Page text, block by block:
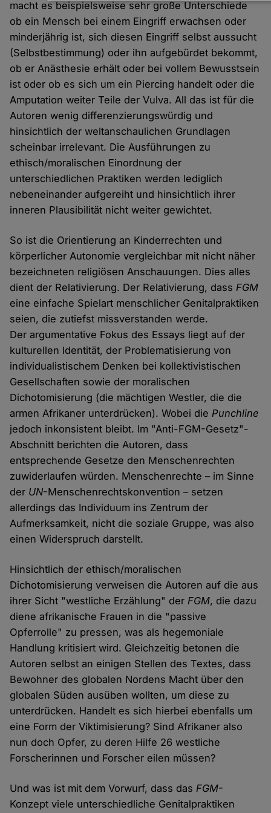
macht es beispielsweise sehr große Unterschiede
ob ein Mensch bei einem Eingriff erwachsen oder
minderjährig ist, sich diesen Eingriff selbst aussucht
(Selbstbestimmung) oder ihn aufgebürdet bekommt,
ob er Anästhesie erhält oder bei vollem Bewusstsein
ist oder ob es sich um ein Piercing handelt oder die
Amputation weiter Teile der Vulva. All das ist für die
Autoren wenig differenzierungswürdig und
hinsichtlich der weltanschaulichen Grundlagen
scheinbar irrelevant. Die Ausführungen zu
ethisch/moralischen Einordnung der
unterschiedlichen Praktiken werden lediglich
nebeneinander aufgereiht und hinsichtlich ihrer
inneren Plausibilität nicht weiter gewichtet.
So ist die Orientierung an Kinderrechten und
körperlicher Autonomie vergleichbar mit nicht näher
bezeichneten religiösen Anschauungen. Dies alles
dient der Relativierung. Der Relativierung, dassFGM
eine einfache Spielart menschlicher Genitalpraktiken
seien, die zutiefst missverstanden werde.
Der argumentative Fokus des Essays liegt auf der
kulturellen Identität, der Problematisierung von
individualistischem Denken bei kollektivistischen
Gesellschaften sowie der moralischen
Dichotomisierung (die mächtigen Westler, die die
armen Afrikaner unterdrücken). Wobei diePunchline
jedoch inkonsistent bleibt. Im "Anti-FGM-Gesetz"-
Abschnitt berichten die Autoren, dass
entsprechende Gesetze den Menschenrechten
zuwiderlaufen würden. Menschenrechte – im Sinne
der UN-Menschenrechtskonvention – setzen
allerdings das Individuum ins Zentrum der
Aufmerksamkeit, nicht die soziale Gruppe, was also
einen Widerspruch darstellt.
Hinsichtlich der ethisch/moralischen
Dichotomisierung verweisen die Autoren auf die aus
ihrer Sicht "westliche Erzählung" derFGM, die dazu
diene afrikanische Frauen in die "passive
Opferrolle" zu pressen, was als hegemoniale
Handlung kritisiert wird. Gleichzeitig betonen die
Autoren selbst an einigen Stellen des Textes, dass
Bewohner des globalen Nordens Macht über den
globalen Süden ausüben wollten, um diese zu
unterdrücken. Handelt es sich hierbei ebenfalls um
eine Form der Viktimisierung? Sind Afrikaner also
nun doch Opfer, zu deren Hilfe 26 westliche
Forscherinnen und Forscher eilen müssen?
Und was ist mit dem Vorwurf, dass dasFGM-
Konzept viele unterschiedliche Genitalpraktiken
und
Cookies